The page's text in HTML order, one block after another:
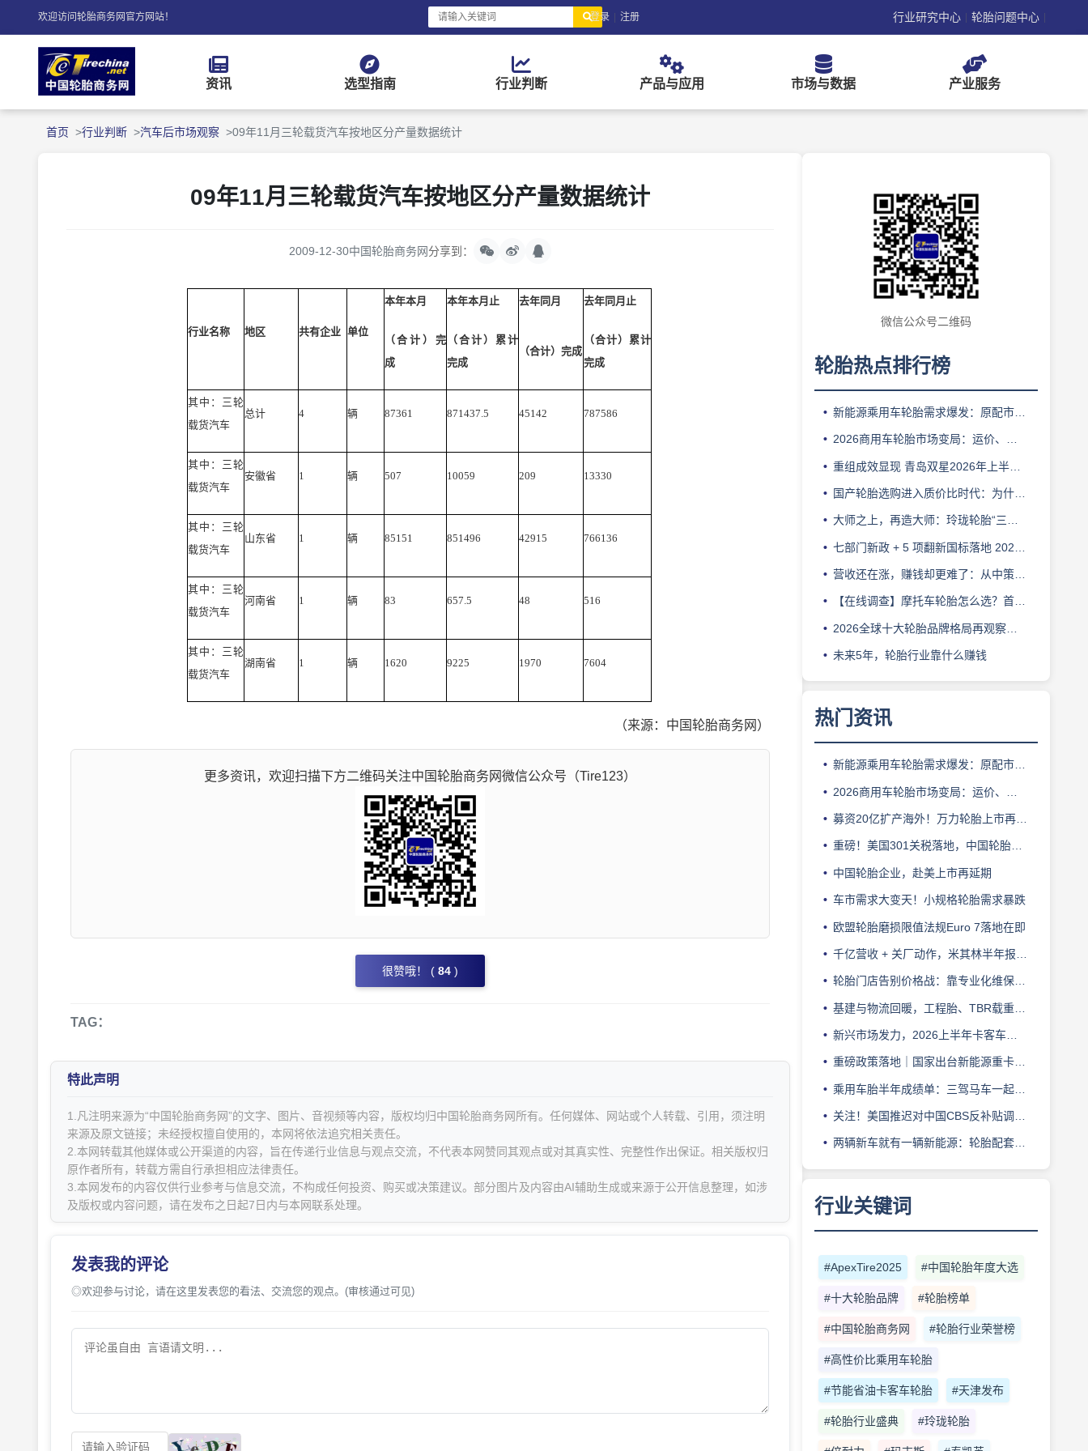
欢迎访问轮胎商务网官方网站！ 登录 | 注册 行业研究中心 | 轮胎问题中心 |
资讯 选型指南 行业判断 产品与应用 市场与数据 产业服务
首页 行业判断 汽车后市场观察 09年11月三轮载货汽车按地区分产量数据统计
09年11月三轮载货汽车按地区分产量数据统计
2009-12-30中国轮胎商务网分享到：
行业名称 地区 共有企业 单位
本年本月 本年本月止 去年同月 去年同月止
（合计）完
成
（合计）累计
完成
（合计）完成
（合计）累计
完成
其中：三轮
载货汽车
总计 4 辆 87361 871437.5 45142 787586
其中：三轮
载货汽车
安徽省 1 辆 507 10059 209 13330
其中：三轮
载货汽车
山东省 1 辆 85151 851496 42915 766136
其中：三轮
载货汽车
河南省 1 辆 83 657.5 48 516
其中：三轮
载货汽车
湖南省 1 辆 1620 9225 1970 7604
（来源：中国轮胎商务网）
更多资讯，欢迎扫描下方二维码关注中国轮胎商务网微信公众号（Tire123）
很赞哦！ ( 84 )
TAG：
特此声明
1.凡注明来源为“中国轮胎商务网”的文字、图片、音视频等内容，版权均归中国轮胎商务网所有。任何媒体、网站或个人转载、引用，须注明
来源及原文链接；未经授权擅自使用的，本网将依法追究相关责任。
2.本网转载其他媒体或公开渠道的内容，旨在传递行业信息与观点交流，不代表本网赞同其观点或对其真实性、完整性作出保证。相关版权归
原作者所有，转载方需自行承担相应法律责任。
3.本网发布的内容仅供行业参考与信息交流，不构成任何投资、购买或决策建议。部分图片及内容由AI辅助生成或来源于公开信息整理，如涉
及版权或内容问题，请在发布之日起7日内与本网联系处理。
发表我的评论
◎欢迎参与讨论，请在这里发表您的看法、交流您的观点。(审核通过可见)
微信公众号二维码
轮胎热点排行榜
新能源乘用车轮胎需求爆发：原配市场红利与替换渠道难点解析
2026商用车轮胎市场变局：运价、限重、维保成本如何影响车队换胎选择
重组成效显现 青岛双星2026年上半年利润超10亿元
国产轮胎选购进入质价比时代：为什么不能只看谁更便宜
大师之上，再造大师：玲珑轮胎“三个向上”战略的深度解码
七部门新政 + 5 项翻新国标落地 2026‑2029 轮胎行业洗牌加速，老旧产能 5 年内淘汰
营收还在涨，赚钱却更难了：从中策橡胶2025年报看轮胎行业的新压力
【在线调查】摩托车轮胎怎么选？首日样本已出，欢迎继续投票
2026全球十大轮胎品牌格局再观察：从ApexTire2025榜单看行业新变化
未来5年，轮胎行业靠什么赚钱
热门资讯
新能源乘用车轮胎需求爆发：原配市场红利与替换渠道难点解析
2026商用车轮胎市场变局：运价、限重、维保成本如何影响车队换胎选择
募资20亿扩产海外！万力轮胎上市再进一步
重磅！美国301关税落地，中国轮胎移道东南亚也难避
中国轮胎企业，赴美上市再延期
车市需求大变天！小规格轮胎需求暴跌
欧盟轮胎磨损限值法规Euro 7落地在即
千亿营收 + 关厂动作，米其林半年报透露哪些信号？
轮胎门店告别价格战：靠专业化维保服务提升终端溢价能力
基建与物流回暖，工程胎、TBR载重胎市场增量空间研判
新兴市场发力，2026上半年卡客车轮胎出口创新高
重磅政策落地｜国家出台新能源重卡规模化发展顶层实施方案
乘用车胎半年成绩单：三驾马车一起慢，行业进入“挤利润”
关注！美国推迟对中国CBS反补贴调查初裁时间
两辆新车就有一辆新能源：轮胎配套迎格局重构
行业关键词
#ApexTire2025 #中国轮胎年度大选
#十大轮胎品牌 #轮胎榜单
#中国轮胎商务网 #轮胎行业荣誉榜
#高性价比乘用车轮胎
#节能省油卡客车轮胎 #天津发布
#轮胎行业盛典 #玲珑轮胎